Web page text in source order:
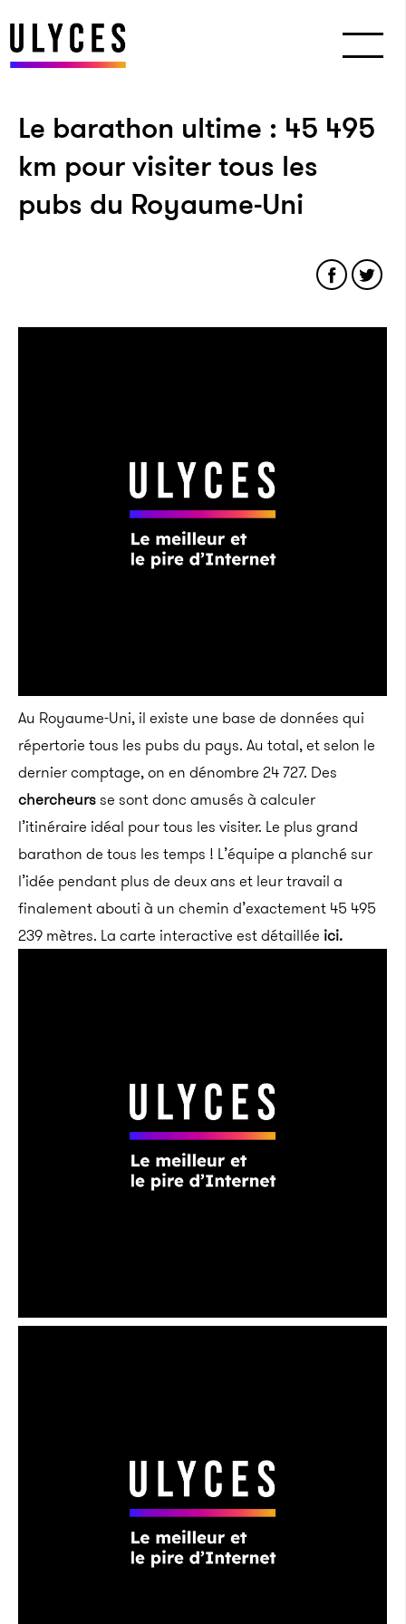
Le barathon ultime : 45 495
km pour visiter tous les
pubs du Royaume-Uni
Au Royaume-Uni, il existe une base de données qui
répertorie tous les pubs du pays. Au total, et selon le
dernier comptage, on en dénombre 24 727. Des
chercheursse sont donc amusés à calculer
l’itinéraire idéal pour tous les visiter. Le plus grand
barathon de tous les temps ! L’équipe a planché sur
l’idée pendant plus de deux ans et leur travail a
finalement abouti à un chemin d’exactement 45 495
239 mètres. La carte interactive est détaillée ici.